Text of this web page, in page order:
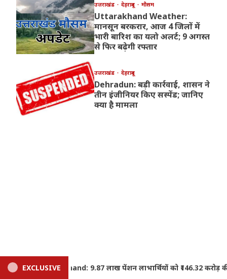
उत्तराखंड देहरादून मौसम
Uttarakhand Weather:
मानसून बरकरार, आज 4 जिलों में
भारी बारिश का यलो अलर्ट; 9 अगस्त
से फिर बढ़ेगी रफ्तार
उत्तराखंड देहरादून
Dehradun: बड़ी कार्रवाई, शासन ने
तीन इंजीनियर किए सस्पेंड; जानिए
क्या है मामला
EXCLUSIVE
₹146.32 करोड़ की सौगात, CM धामी ने DBT से जारी की धनराशि